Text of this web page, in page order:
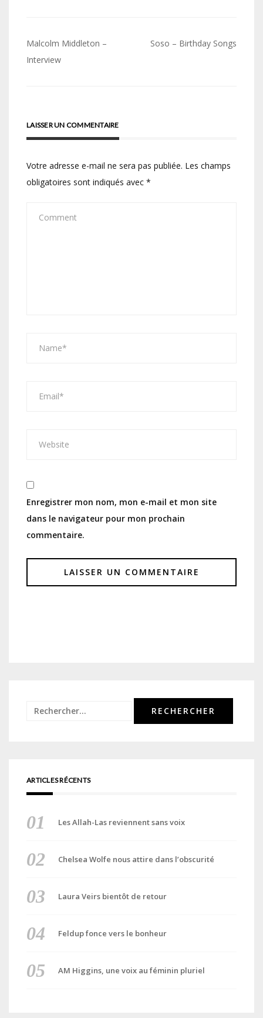
Navigation
de
Malcolm Middleton –
Interview
Soso – Birthday Songs
LAISSER UN COMMENTAIRE
Votre adresse e-mail ne sera pas publiée. Les champs
obligatoires sont indiqués avec *
Enregistrer mon nom, mon e-mail et mon site
dans le navigateur pour mon prochain
commentaire.
Rechercher :
ARTICLES RÉCENTS
Les Allah-Las reviennent sans voix
Chelsea Wolfe nous attire dans l’obscurité
Laura Veirs bientôt de retour
Feldup fonce vers le bonheur
AM Higgins, une voix au féminin pluriel